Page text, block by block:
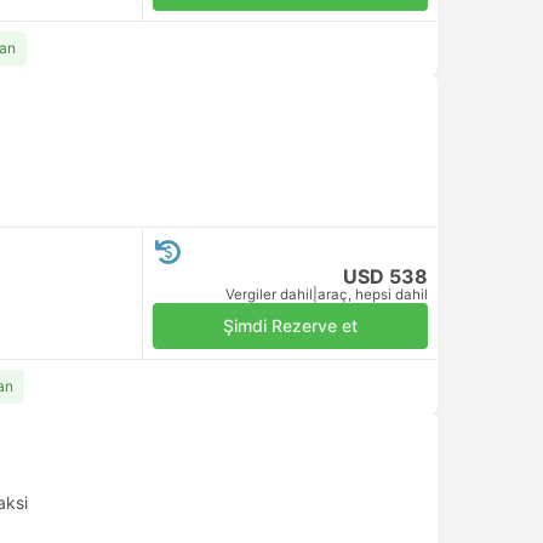
USD 538
Vergiler dahil araç, hepsi dahil
Şimdi Rezerve et